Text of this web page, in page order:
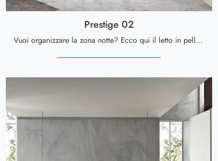
Prestige 02
Vuoi organizzare la zona notte? Ecco qui il letto in pelle Prestige 02 di Spar per spazi moderni.